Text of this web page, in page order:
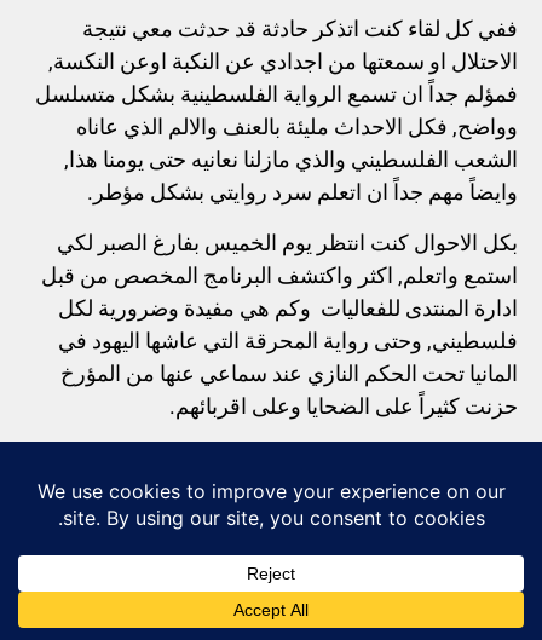
ففي كل لقاء كنت اتذكر حادثة قد حدثت معي نتيجة
الاحتلال او سمعتها من اجدادي عن النكبة اوعن النكسة,
فمؤلم جداً ان تسمع الرواية الفلسطينية بشكل متسلسل
وواضح, فكل الاحداث مليئة بالعنف والالم الذي عاناه
الشعب الفلسطيني والذي مازلنا نعانيه حتى يومنا هذا,
وايضاً مهم جداً ان اتعلم سرد روايتي بشكل مؤطر.
بكل الاحوال كنت انتظر يوم الخميس بفارغ الصبر لكي
استمع واتعلم, اكثر واكتشف البرنامج المخصص من قبل
ادارة المنتدى للفعاليات وكم هي مفيدة وضرورية لكل
فلسطيني, وحتى رواية المحرقة التي عاشها اليهود في
المانيا تحت الحكم النازي عند سماعي عنها من المؤرخ
حزنت كثيراً على الضحايا وعلى اقربائهم.
أعتقد اننا في البداية وكانت تتدفق الافكاروالمعلومات في
ذهني وترسخ.
قي احدى اللقاءات كانت الفعالية ان يتقمص كل طرف
دور الطرف الثاني, أي ان يقوم القلسطيني بتقمص دور